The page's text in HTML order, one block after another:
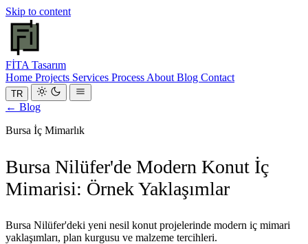
Skip to content
FİTA Tasarım
Home Projects Services Process About Blog Contact
TR
← Blog
Bursa İç Mimarlık
Bursa Nilüfer'de Modern Konut İç
Mimarisi: Örnek Yaklaşımlar
Bursa Nilüfer'deki yeni nesil konut projelerinde modern iç mimari
yaklaşımları, plan kurgusu ve malzeme tercihleri.